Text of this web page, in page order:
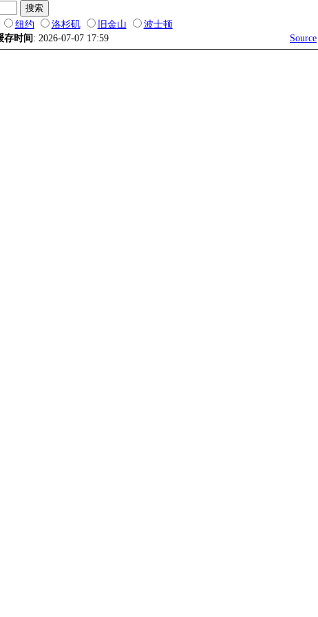
纽约 洛杉矶 旧金山
波士顿
存时间 : 2026-07-07 17:59 Source